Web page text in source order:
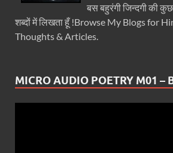
बस बहुरंगी जिन्दगी की
शब्दों में लिखता हूँ !Browse My Blogs for
Thoughts & Articles.
MICRO AUDIO POETRY M01 –